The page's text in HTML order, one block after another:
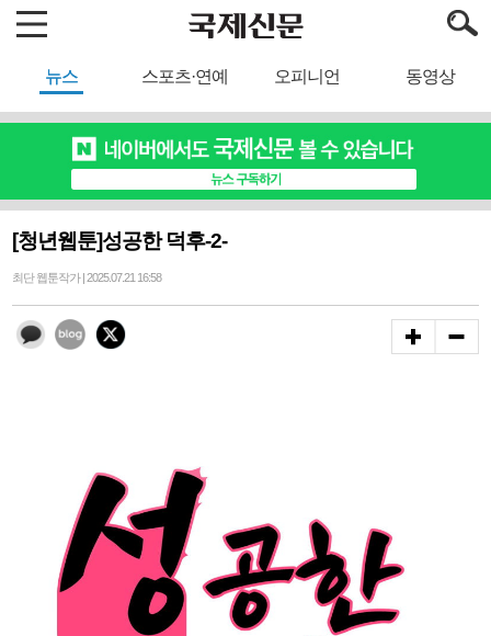
뉴스 스포츠·연예 오피니언 동영상
[청년웹툰]성공한 덕후-2-
최단 웹툰작가 | 2025.07.21 16:58